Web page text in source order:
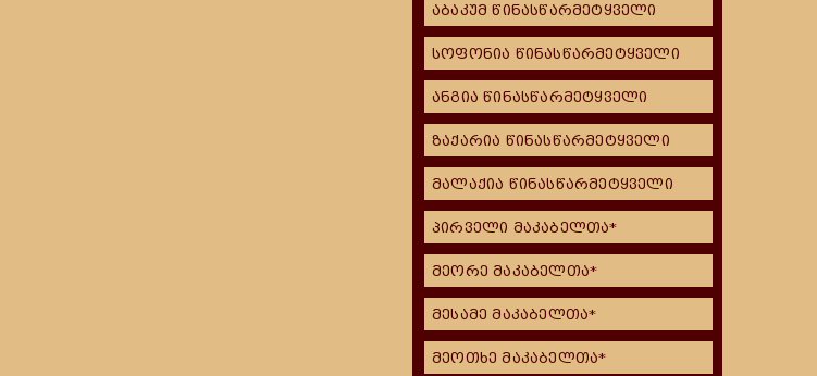
აბაკუმ წინასწარმეტყველი
სოფონია წინასწარმეტყველი
ანგია წინასწარმეტყველი
ზაქარია წინასწარმეტყველი
მალაქია წინასწარმეტყველი
პირველი მაკაბელთა*
მეორე მაკაბელთა*
მესამე მაკაბელთა*
მეოთხე მაკაბელთა*